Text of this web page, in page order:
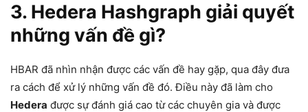
3. Hedera Hashgraph giải quyết
những vấn đề gì?
HBAR đã nhìn nhận được các vấn đề hay gặp, qua đây đưa
ra cách để xử lý những vấn đề đó. Điều này đã làm cho
Hedera được sự đánh giá cao từ các chuyên gia và được